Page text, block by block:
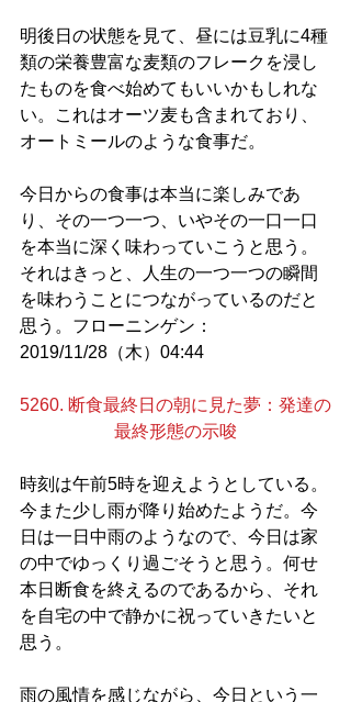
明後日の状態を見て、昼には豆乳に4種
類の栄養豊富な麦類のフレークを浸し
たものを食べ始めてもいいかもしれな
い。これはオーツ麦も含まれており、
オートミールのような食事だ。
今日からの食事は本当に楽しみであ
り、その一つ一つ、いやその一口一口
を本当に深く味わっていこうと思う。
それはきっと、人生の一つ一つの瞬間
を味わうことにつながっているのだと
思う。フローニンゲン：
2019/11/28（木）04:44
5260. 断食最終日の朝に見た夢：発達の
最終形態の示唆
時刻は午前5時を迎えようとしている。
今また少し雨が降り始めたようだ。今
日は一日中雨のようなので、今日は家
の中でゆっくり過ごそうと思う。何せ
本日断食を終えるのであるから、それ
を自宅の中で静かに祝っていきたいと
思う。
雨の風情を感じながら、今日という一